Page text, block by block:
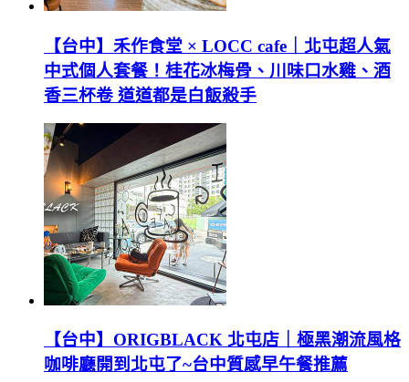
【台中】禾作食堂 × LOCC cafe｜北屯超人氣
中式個人套餐！桂花冰梅骨、川味口水雞、酒
香三杯卷 道道都是白飯殺手
【台中】ORIGBLACK 北屯店｜極黑潮流風格
咖啡廳開到北屯了~台中質感早午餐推薦